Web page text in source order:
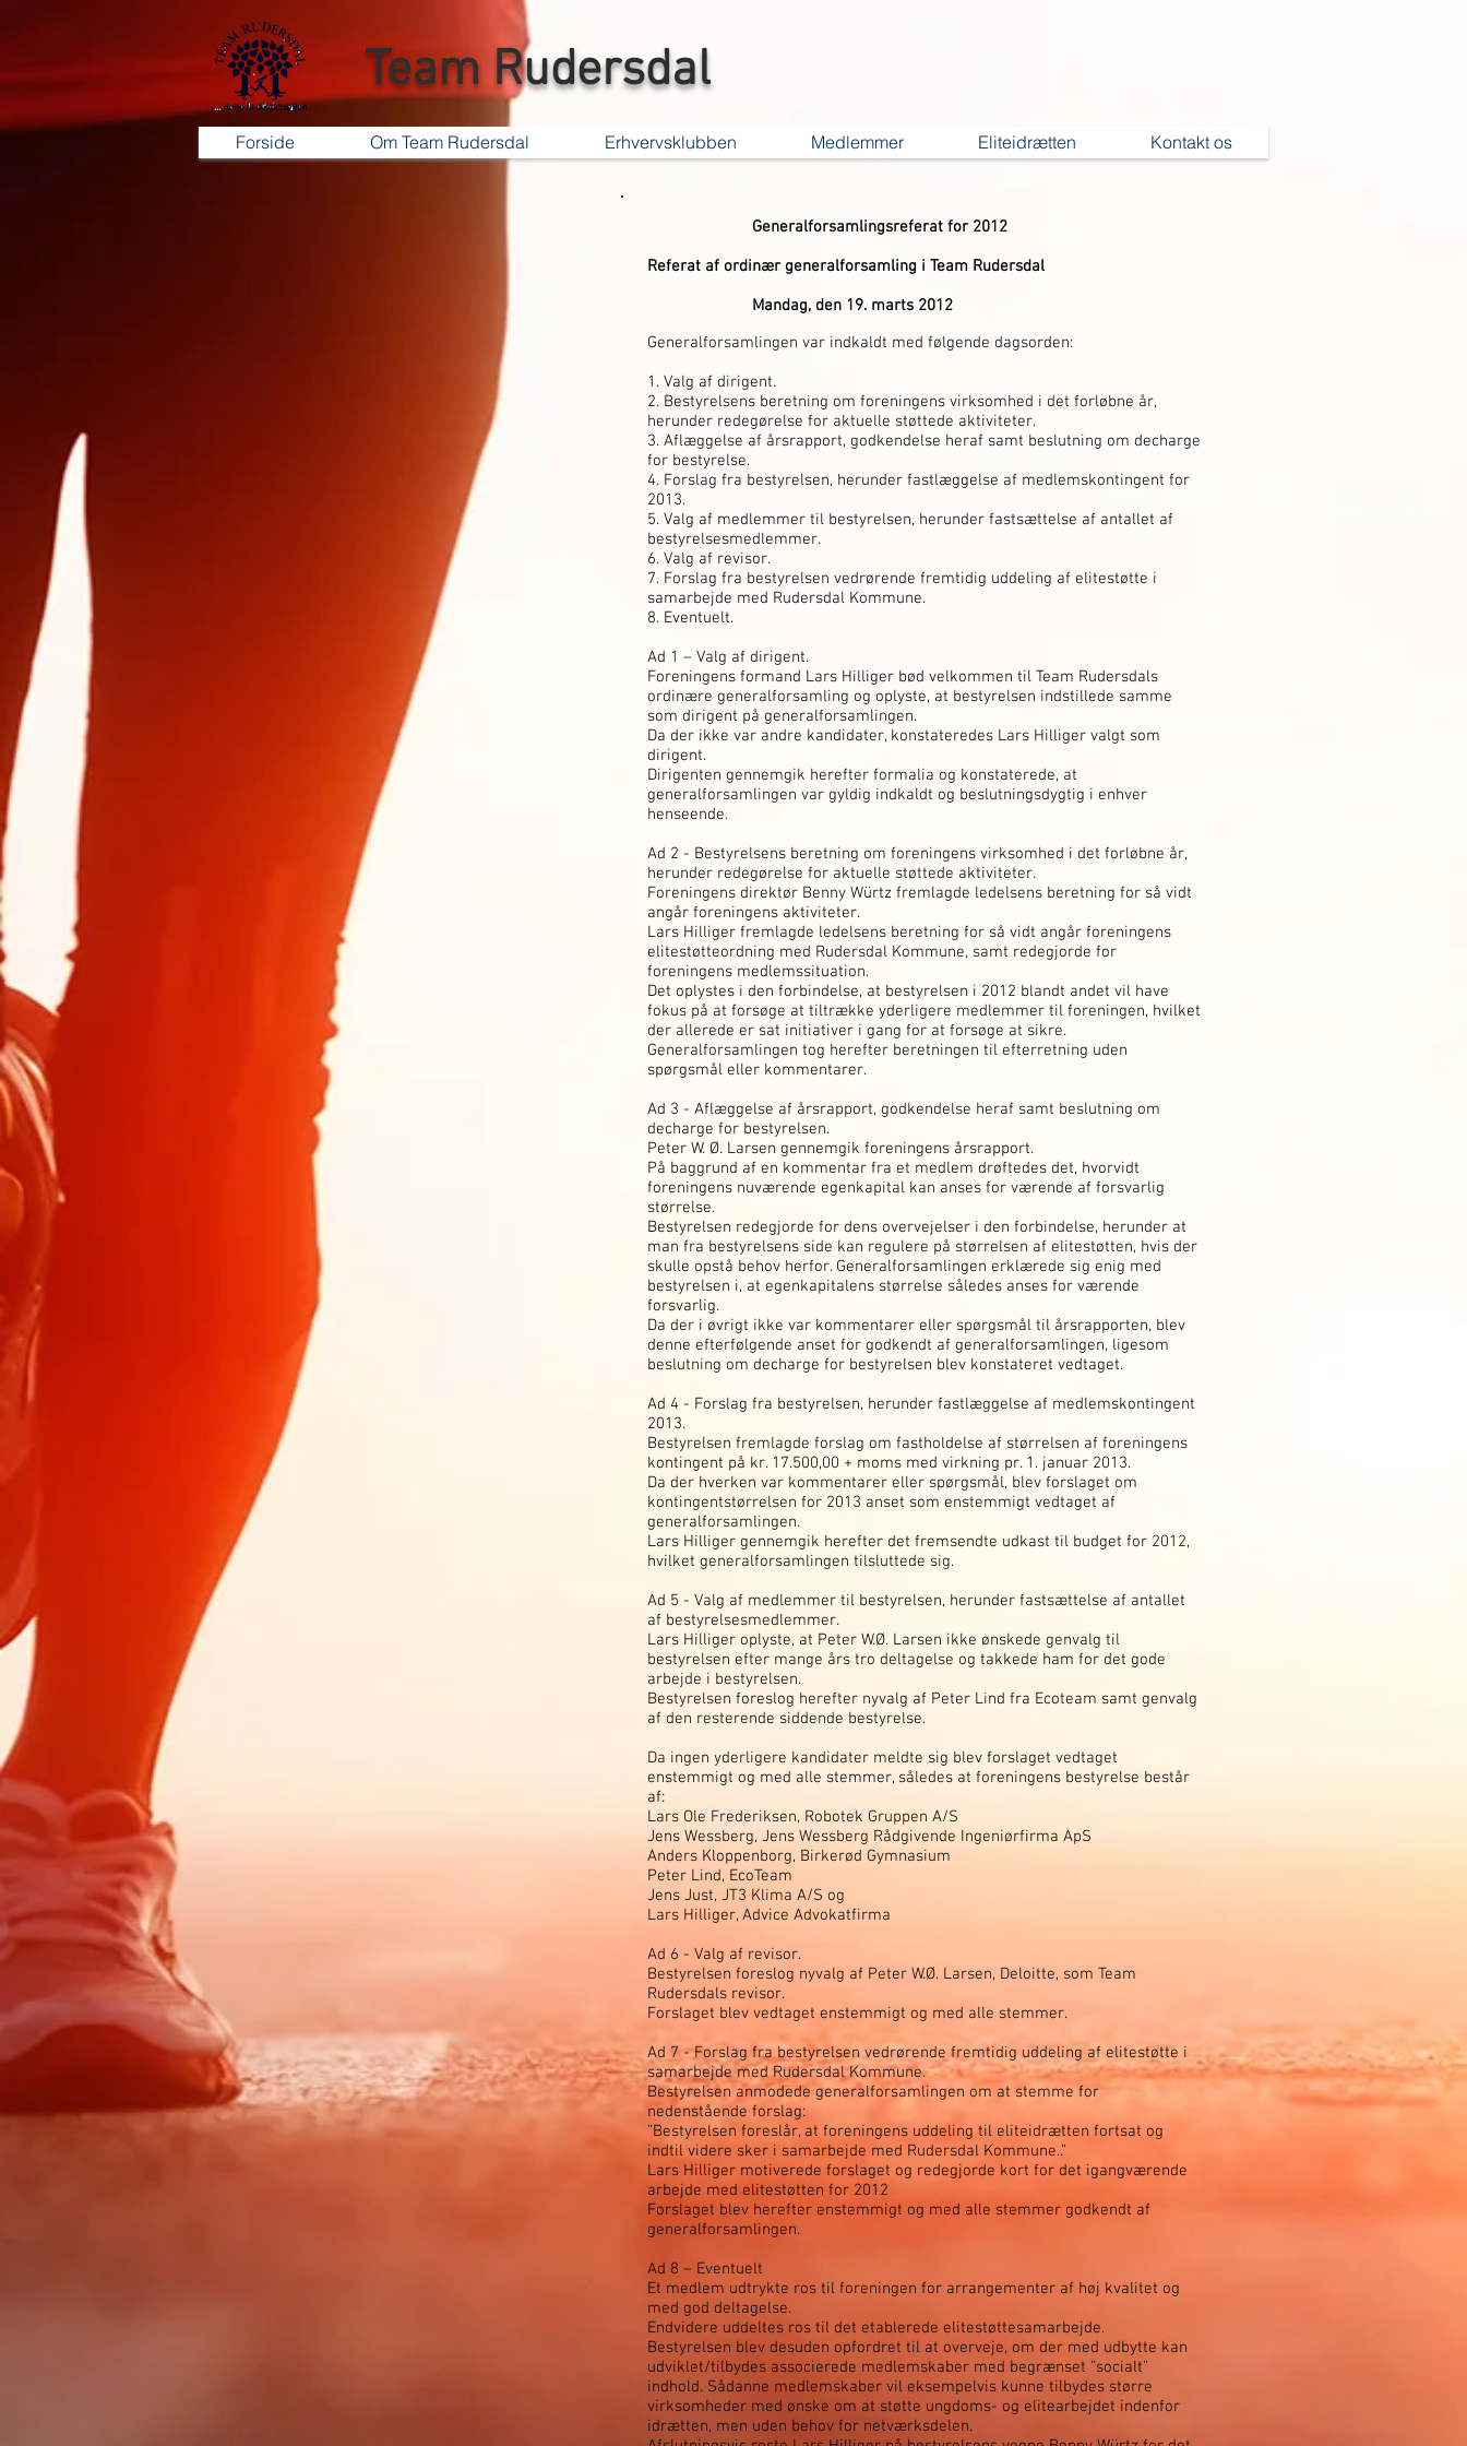
Team Rudersdal
Forside Om Team Rudersdal Erhvervsklubben Medlemmer Eliteidrætten Kontakt os
Generalforsamlingsreferat for 2012
Referat af ordinær generalforsamling i Team Rudersdal
Mandag, den 19. marts 2012
Generalforsamlingen var indkaldt med følgende dagsorden:
1. Valg af dirigent.
2. Bestyrelsens beretning om foreningens virksomhed i det forløbne år,
herunder redegørelse for aktuelle støttede aktiviteter.
3. Aflæggelse af årsrapport, godkendelse heraf samt beslutning om decharge
for bestyrelse.
4. Forslag fra bestyrelsen, herunder fastlæggelse af medlemskontingent for
2013.
5. Valg af medlemmer til bestyrelsen, herunder fastsættelse af antallet af
bestyrelsesmedlemmer.
6. Valg af revisor.
7. Forslag fra bestyrelsen vedrørende fremtidig uddeling af elitestøtte i
samarbejde med Rudersdal Kommune.
8. Eventuelt.
Ad 1 – Valg af dirigent.
Foreningens formand Lars Hilliger bød velkommen til Team Rudersdals
ordinære generalforsamling og oplyste, at bestyrelsen indstillede samme
som dirigent på generalforsamlingen.
Da der ikke var andre kandidater, konstateredes Lars Hilliger valgt som
dirigent.
Dirigenten gennemgik herefter formalia og konstaterede, at
generalforsamlingen var gyldig indkaldt og beslutningsdygtig i enhver
henseende.
Ad 2 - Bestyrelsens beretning om foreningens virksomhed i det forløbne år,
herunder redegørelse for aktuelle støttede aktiviteter.
Foreningens direktør Benny Würtz fremlagde ledelsens beretning for så vidt
angår foreningens aktiviteter.
Lars Hilliger fremlagde ledelsens beretning for så vidt angår foreningens
elitestøtteordning med Rudersdal Kommune, samt redegjorde for
foreningens medlemssituation.
Det oplystes i den forbindelse, at bestyrelsen i 2012 blandt andet vil have
fokus på at forsøge at tiltrække yderligere medlemmer til foreningen, hvilket
der allerede er sat initiativer i gang for at forsøge at sikre.
Generalforsamlingen tog herefter beretningen til efterretning uden
spørgsmål eller kommentarer.
Ad 3 - Aflæggelse af årsrapport, godkendelse heraf samt beslutning om
decharge for bestyrelsen.
Peter W. Ø. Larsen gennemgik foreningens årsrapport.
På baggrund af en kommentar fra et medlem drøftedes det, hvorvidt
foreningens nuværende egenkapital kan anses for værende af forsvarlig
størrelse.
Bestyrelsen redegjorde for dens overvejelser i den forbindelse, herunder at
man fra bestyrelsens side kan regulere på størrelsen af elitestøtten, hvis der
skulle opstå behov herfor. Generalforsamlingen erklærede sig enig med
bestyrelsen i, at egenkapitalens størrelse således anses for værende
forsvarlig.
Da der i øvrigt ikke var kommentarer eller spørgsmål til årsrapporten, blev
denne efterfølgende anset for godkendt af generalforsamlingen, ligesom
beslutning om decharge for bestyrelsen blev konstateret vedtaget.
Ad 4 - Forslag fra bestyrelsen, herunder fastlæggelse af medlemskontingent
2013.
Bestyrelsen fremlagde forslag om fastholdelse af størrelsen af foreningens
kontingent på kr. 17.500,00 + moms med virkning pr. 1. januar 2013.
Da der hverken var kommentarer eller spørgsmål, blev forslaget om
kontingentstørrelsen for 2013 anset som enstemmigt vedtaget af
generalforsamlingen.
Lars Hilliger gennemgik herefter det fremsendte udkast til budget for 2012,
hvilket generalforsamlingen tilsluttede sig.
Ad 5 - Valg af medlemmer til bestyrelsen, herunder fastsættelse af antallet
af bestyrelsesmedlemmer.
Lars Hilliger oplyste, at Peter W.Ø. Larsen ikke ønskede genvalg til
bestyrelsen efter mange års tro deltagelse og takkede ham for det gode
arbejde i bestyrelsen.
Bestyrelsen foreslog herefter nyvalg af Peter Lind fra Ecoteam samt genvalg
af den resterende siddende bestyrelse.
Da ingen yderligere kandidater meldte sig blev forslaget vedtaget
enstemmigt og med alle stemmer, således at foreningens bestyrelse består
af:
Lars Ole Frederiksen, Robotek Gruppen A/S
Jens Wessberg, Jens Wessberg Rådgivende Ingeniørfirma ApS
Anders Kloppenborg, Birkerød Gymnasium
Peter Lind, EcoTeam
Jens Just, JT3 Klima A/S og
Lars Hilliger, Advice Advokatfirma
Ad 6 - Valg af revisor.
Bestyrelsen foreslog nyvalg af Peter W.Ø. Larsen, Deloitte, som Team
Rudersdals revisor.
Forslaget blev vedtaget enstemmigt og med alle stemmer.
Ad 7 - Forslag fra bestyrelsen vedrørende fremtidig uddeling af elitestøtte i
samarbejde med Rudersdal Kommune.
Bestyrelsen anmodede generalforsamlingen om at stemme for
nedenstående forslag:
”Bestyrelsen foreslår, at foreningens uddeling til eliteidrætten fortsat og
indtil videre sker i samarbejde med Rudersdal Kommune..”
Lars Hilliger motiverede forslaget og redegjorde kort for det igangværende
arbejde med elitestøtten for 2012
Forslaget blev herefter enstemmigt og med alle stemmer godkendt af
generalforsamlingen.
Ad 8 – Eventuelt
Et medlem udtrykte ros til foreningen for arrangementer af høj kvalitet og
med god deltagelse.
Endvidere uddeltes ros til det etablerede elitestøttesamarbejde.
Bestyrelsen blev desuden opfordret til at overveje, om der med udbytte kan
udviklet/tilbydes associerede medlemskaber med begrænset ”socialt”
indhold. Sådanne medlemskaber vil eksempelvis kunne tilbydes større
virksomheder med ønske om at støtte ungdoms- og elitearbejdet indenfor
idrætten, men uden behov for netværksdelen.